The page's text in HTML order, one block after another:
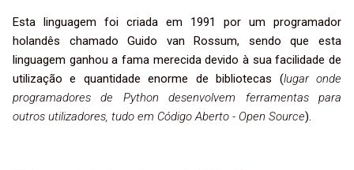
Esta linguagem foi criada em 1991 por um programador
holandês chamado Guido van Rossum, sendo que esta
linguagem ganhou a fama merecida devido à sua facilidade de
utilização e quantidade enorme de bibliotecas (lugar onde
programadores de Python desenvolvem ferramentas para
outros utilizadores, tudo em Código Aberto - Open Source).